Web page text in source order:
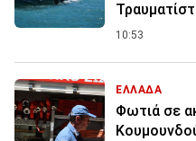
10:53
ΕΛΛΑΔΑ
Φωτιά σε